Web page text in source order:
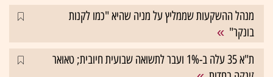
מנהל ההשקעות שממליץ על מניה שהיא "כמו לקנות
בונקר"
ת"א 35 עלה ב-1% ועבר לתשואה שבועית חיובית; טאואר